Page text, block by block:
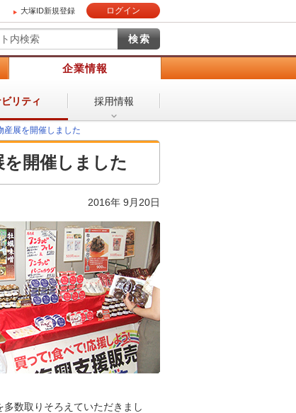
大塚ID新規登録 ログイン
企業情報
リティ 採用情報
展を開催しました
開催しました
2016年 9月20日
数取りそろえていただきまし